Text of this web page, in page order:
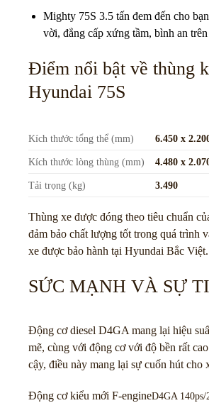
Mighty 75S 3.5 tấn đem đến cho
vời, đẳng cấp xứng tầm, bình an
Điểm nổi bật về thùng
Hyundai 75S
Kích thước tổng thể (mm) 6.450 x
Kích thước lòng thùng (mm) 4.480 x
Tải trọng (kg) 3.490
Thùng xe được đóng theo tiêu chuẩn
đảm bảo chất lượng tốt trong quá trình
xe được bảo hành tại Hyundai Bắc Việt.
SỨC MẠNH VÀ SỰ
Động cơ diesel D4GA mang lại hiệu
mẽ, cùng với động cơ với độ bền rất
cậy, điều này mang lại sự cuốn hút cho
Động cơ kiểu mới F-engineD4GA